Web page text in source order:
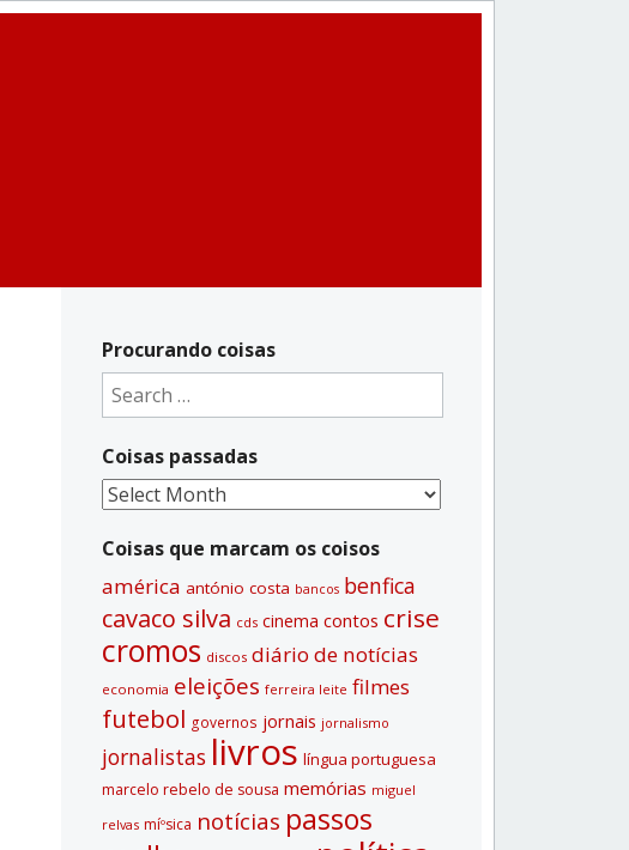
Procurando coisas
Search
for:
Coisas passadas
Coisas
Coisas que marcam os coisos
américa antónio costa bancos benfica
cavaco silva cds cinema contos crise
cromos discos diário de notí­cias
economia eleições ferreira leite filmes
futebol governos jornais jornalismo
jornalistas livros lí­ngua portuguesa
marcelo rebelo de sousa memórias miguel
relvas míºsica notí­cias passos